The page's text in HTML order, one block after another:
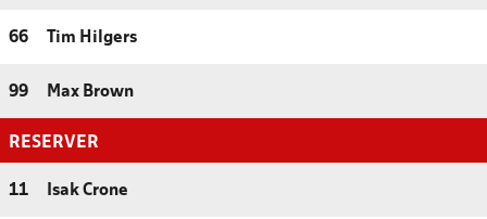
66 Tim Hilgers
99 Max Brown
RESERVER
11 Isak Crone